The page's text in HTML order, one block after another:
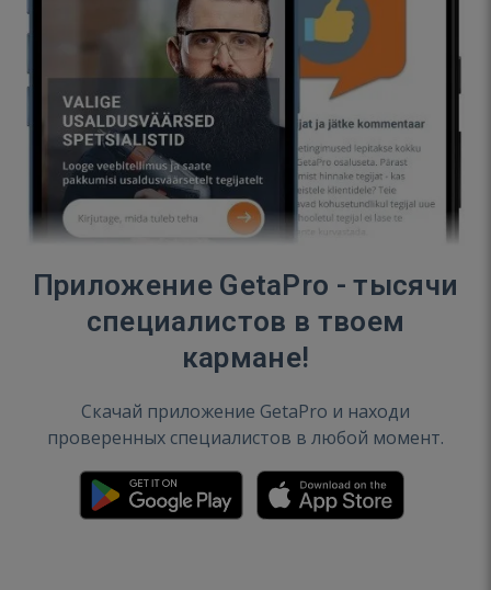
Приложение GetaPro - тысячи
специалистов в твоем
кармане!
Скачай приложение GetaPro и находи
проверенных специалистов в любой момент.